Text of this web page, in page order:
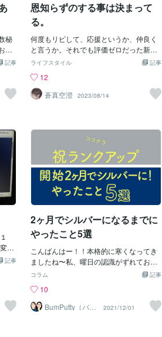
秘
り
ー
イ
の
の
も
ラ
お
い
食
に
ま
付
、
記事
恩知らずのする事は決まって
る。
何度もリピして、応援というか、仲良く
と言うか。それでも評価ゼロだった新
人。シルバーランクに上がって、私には
ナラユーザーの行動は…結局、恩を仇で
返す形としてブロック。評価の返信には
「またの購入を」とか書いてあるが…ブ
ど、多分。プラチナにはなれないだろう
ね(爆)ネタがないからトークルームでの
雑談も楽しくない。だからクローズしよ
うって言うと、サービス時間より早くて
も…さっさと「またね」って納品チェッ
クをする。前々から、その部分も苛立ち
があったが…今日は私も完全に怒りが抑
えられず。まんま言った。何様なの？と
(苦笑)売られた喧嘩は買う？それ、意見
であって喧嘩でもないし？恩には恩で、
仇には仇？そもそもお前は仇でしか返し
てねーよ？そもそも、サービスを買って
貰ったからには…満足のいくサービスで
購入者と向き合うべきだ。自己中なサー
もう大して売れない。時々見て、ザマ
ァ！！って思いそう(笑)
記事
ライフスタイル
12
蒼真空澄 2023/08/14
更
）
ブ
年
記事
2ヶ月でシルバーになるまでに
やったこと5選
こんばんはー！！本格的に寒くなってき
ましたね〜私、曜日の認識がずれてお
り…昨日が水曜日だと思って「ブログの
したのですが、水曜日は今日でした笑お
騒がせしてすみませんm(_ _)m今回は大
事なニュースがあります。ココナラでの
記事
コラム
10
BumPutty（バン
2021/12/01